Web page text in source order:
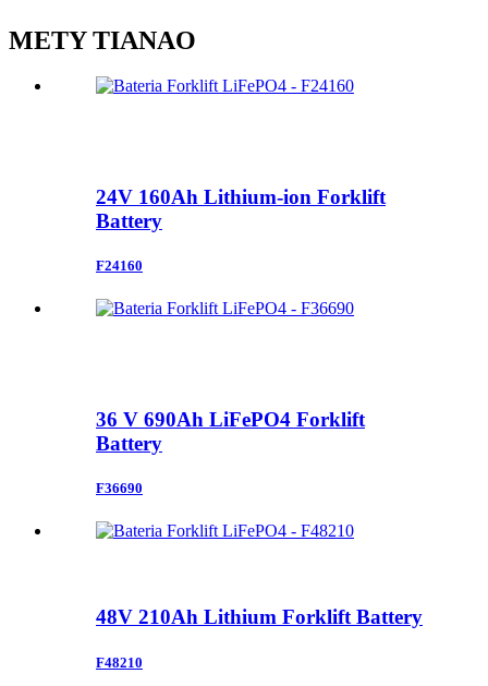
METY TIANAO
24V 160Ah Lithium-ion Forklift
Battery
F24160
36 V 690Ah LiFePO4 Forklift
Battery
F36690
48V 210Ah Lithium Forklift Battery
F48210